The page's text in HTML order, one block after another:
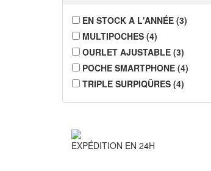
EN STOCK A L'ANNÉE (3)
MULTIPOCHES (4)
OURLET AJUSTABLE (3)
POCHE SMARTPHONE (4)
TRIPLE SURPIQÛRES (4)
EXPÉDITION EN 24H